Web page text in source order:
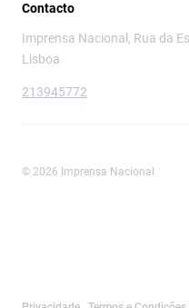
Contacto
Imprensa Nacional, Rua da
Lisboa
213945772
© 2026 Imprensa Nacional